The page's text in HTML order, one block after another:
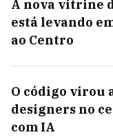
A nova vitrine
está levando
ao Centro
O código virou
designers no
com IA